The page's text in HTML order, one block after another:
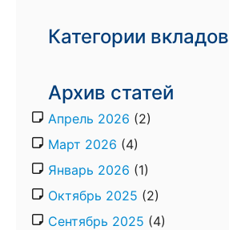
Категории вкладов
Архив статей
Апрель 2026 (2)
Март 2026 (4)
Январь 2026 (1)
Октябрь 2025 (2)
Сентябрь 2025 (4)